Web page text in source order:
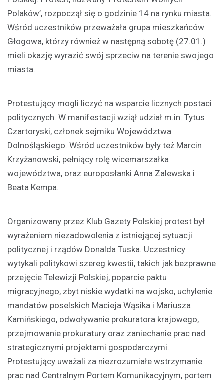
Polaków’, rozpoczął się o godzinie 14 na rynku miasta.
Wśród uczestników przeważała grupa mieszkańców
Głogowa, którzy również w następną sobotę (27.01.)
mieli okazję wyrazić swój sprzeciw na terenie swojego
miasta.
Protestujący mogli liczyć na wsparcie licznych postaci
politycznych. W manifestacji wziął udział m.in. Tytus
Czartoryski, członek sejmiku Województwa
Dolnośląskiego. Wśród uczestników były też Marcin
Krzyżanowski, pełniący rolę wicemarszałka
województwa, oraz europosłanki Anna Zalewska i
Beata Kempa.
Organizowany przez Klub Gazety Polskiej protest był
wyrażeniem niezadowolenia z istniejącej sytuacji
politycznej i rządów Donalda Tuska. Uczestnicy
wytykali politykowi szereg kwestii, takich jak bezprawne
przejęcie Telewizji Polskiej, poparcie paktu
migracyjnego, zbyt niskie wydatki na wojsko, uchylenie
mandatów poselskich Macieja Wąsika i Mariusza
Kamińskiego, odwoływanie prokuratora krajowego,
przejmowanie prokuratury oraz zaniechanie prac nad
strategicznymi projektami gospodarczymi.
Protestujący uważali za niezrozumiałe wstrzymanie
prac nad Centralnym Portem Komunikacyjnym, portem